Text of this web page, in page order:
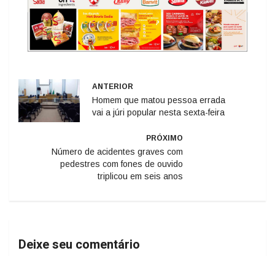
ANTERIOR
Homem que matou pessoa errada
vai a júri popular nesta sexta-feira
PRÓXIMO
Número de acidentes graves com
pedestres com fones de ouvido
triplicou em seis anos
Deixe seu comentário